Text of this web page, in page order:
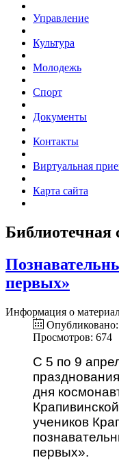
Управление
Культура
Молодежь
Спорт
Документы
Контакты
Виртуальная
Карта сайта
Библиотечная
первых»
Информация о
Просмотров: 674
С 5 по 9
дня
учеников
первых».